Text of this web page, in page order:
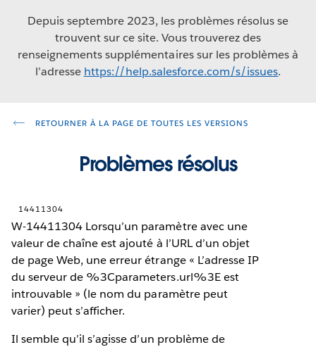
Depuis septembre 2023, les problèmes résolus se
trouvent sur ce site. Vous trouverez des
renseignements supplémentaires sur les problèmes à
l’adresse https://help.salesforce.com/s/issues.
RETOURNER À LA PAGE DE TOUTES LES VERSIONS
Problèmes résolus
14411304
W-14411304 Lorsqu’un paramètre avec une
valeur de chaîne est ajouté à l’URL d’un objet
de page Web, une erreur étrange « L’adresse IP
du serveur de %3Cparameters.url%3E est
introuvable » (le nom du paramètre peut
varier) peut s’afficher.
Il semble qu’il s’agisse d’un problème de